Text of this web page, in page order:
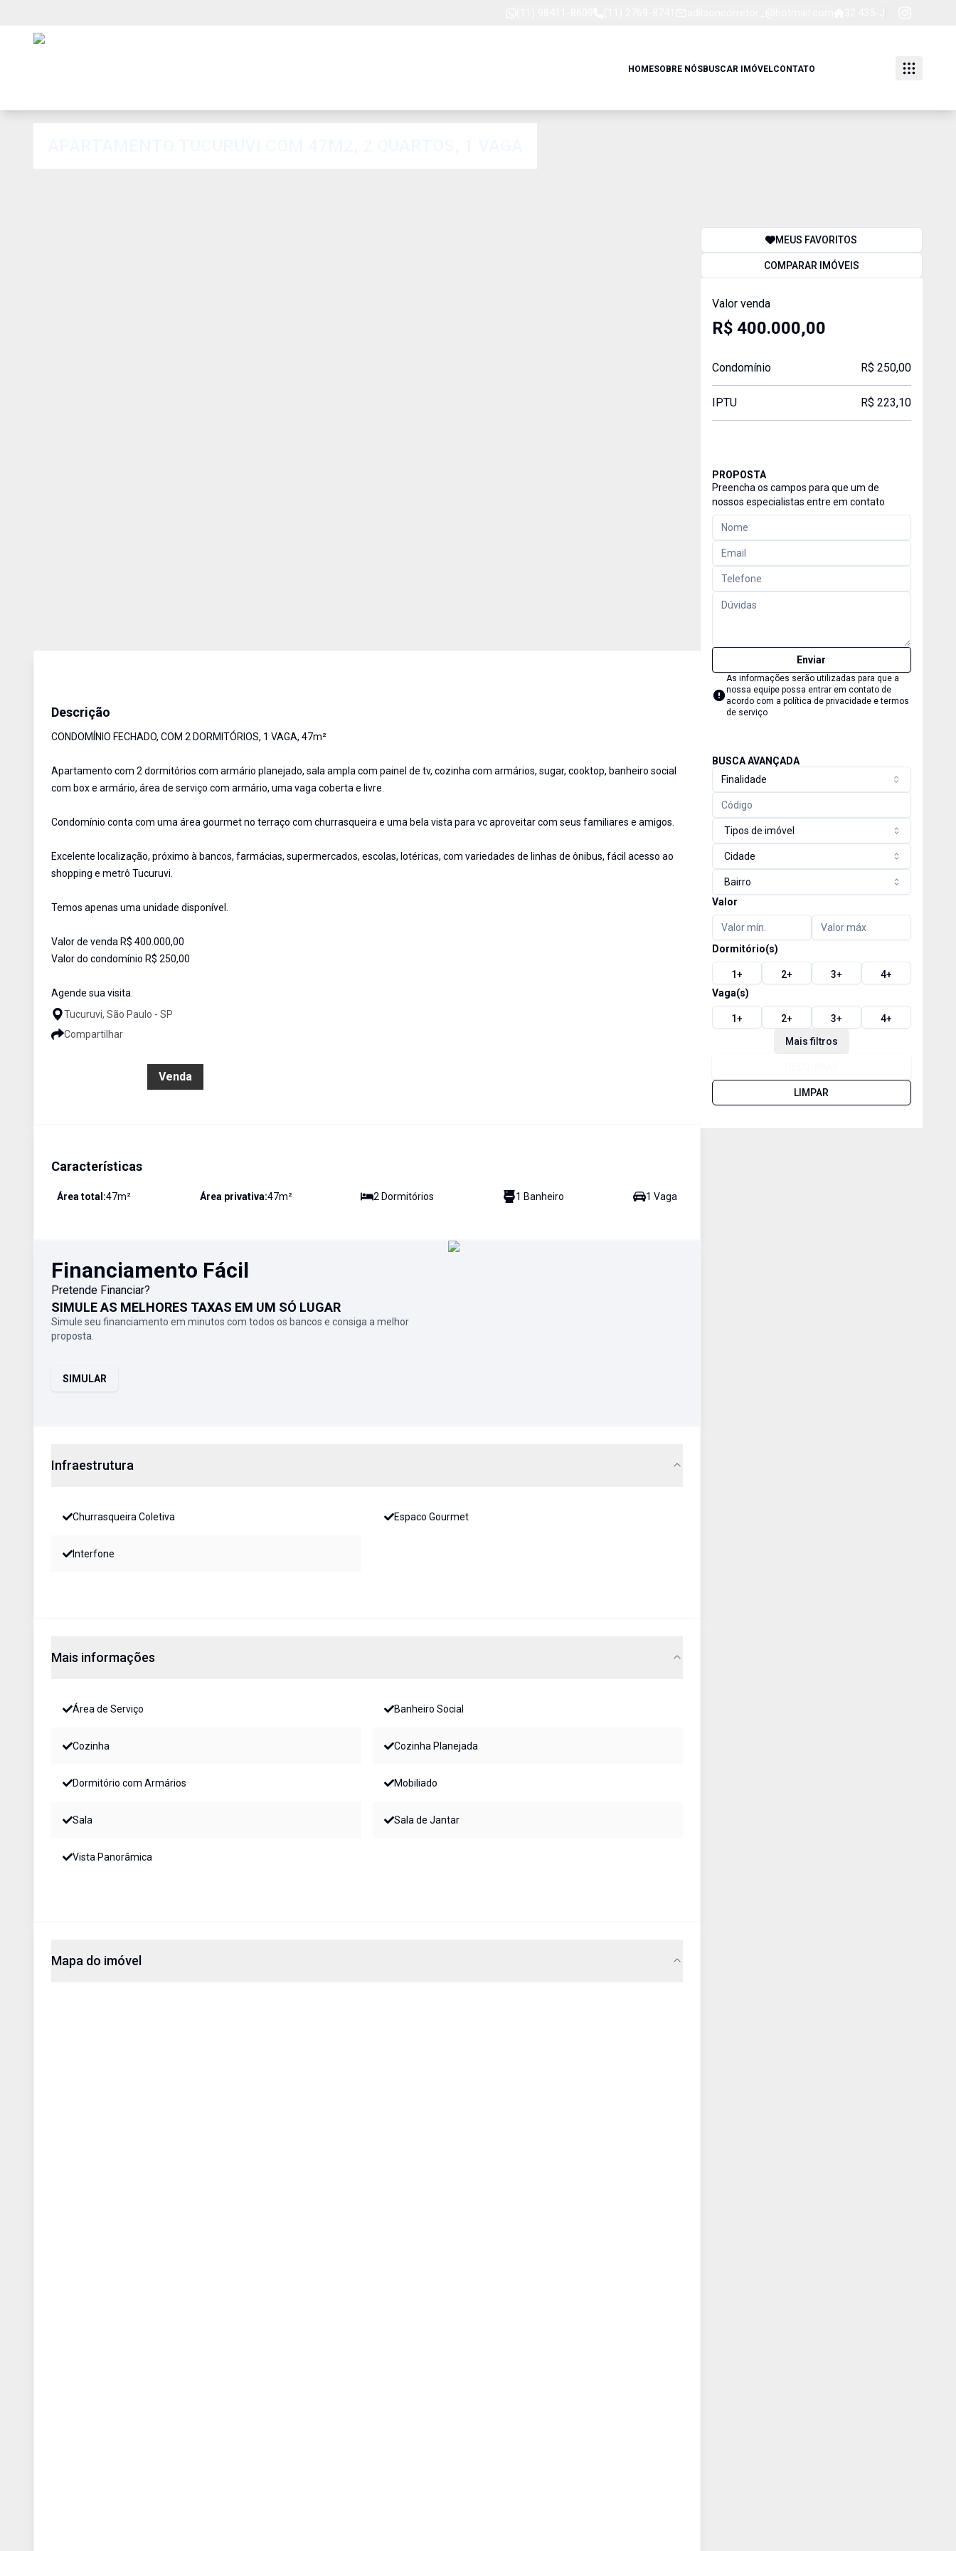
HOMESOBRE NÓSBUSCAR IMÓVELCONTATO
Descrição
CONDOMÍNIO FECHADO, COM 2 DORMITÓRIOS, 1 VAGA, 47m²
Apartamento com 2 dormitórios com armário planejado, sala ampla com painel de tv, cozinha com armários, sugar, cooktop, banheiro social
com box e armário, área de serviço com armário, uma vaga coberta e livre.
Condomínio conta com uma área gourmet no terraço com churrasqueira e uma bela vista para vc aproveitar com seus familiares e amigos.
Excelente localização, próximo à bancos, farmácias, supermercados, escolas, lotéricas, com variedades de linhas de ônibus, fácil acesso ao
shopping e metrô Tucuruvi.
Temos apenas uma unidade disponível.
Valor de venda R$ 400.000,00
Valor do condomínio R$ 250,00
Agende sua visita.
Tucuruvi, São Paulo - SP
Compartilhar
Venda
Características
Área total:47m² Área privativa:47m² 2 Dormitórios 1 Banheiro 1 Vaga
Financiamento Fácil
Pretende Financiar?
SIMULE AS MELHORES TAXAS EM UM SÓ LUGAR
Simule seu financiamento em minutos com todos os bancos e consiga a melhor
proposta.
SIMULAR
Infraestrutura
Churrasqueira Coletiva Espaco Gourmet
Interfone
Mais informações
Área de Serviço Banheiro Social
Cozinha Cozinha Planejada
Dormitório com Armários Mobiliado
Sala Sala de Jantar
Vista Panorâmica
Mapa do imóvel
MEUS FAVORITOS
COMPARAR IMÓVEIS
Valor venda
R$ 400.000,00
Condomínio R$ 250,00
IPTU R$ 223,10
PROPOSTA
Preencha os campos para que um de
nossos especialistas entre em contato
Enviar
As informações serão utilizadas para que a
nossa equipe possa entrar em contato de
acordo com a política de privacidade e termos
de serviço
BUSCA AVANÇADA
Finalidade
Tipos de imóvel
Cidade
Bairro
Valor
Dormitório(s)
1+ 2+ 3+ 4+
Vaga(s)
1+ 2+ 3+ 4+
Mais filtros
LIMPAR